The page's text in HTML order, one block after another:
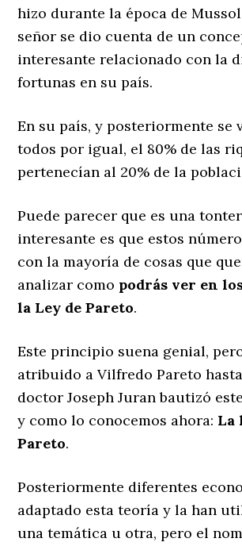
hizo durante la época de
señor se dio cuenta de un
interesante relacionado con la
fortunas en su país.
En su país, y posteriormente se
todos por igual, el 80% de las
pertenecían al 20% de la
Puede parecer que es una
interesante es que estos
con la mayoría de cosas que
analizar como podrás ver en
la Ley de Pareto.
Este principio suena genial,
atribuido a Vilfredo Pareto
doctor Joseph Juran bautizó
y como lo conocemos ahora: La
Pareto.
Posteriormente diferentes
adaptado esta teoría y la han
una temática u otra, pero el